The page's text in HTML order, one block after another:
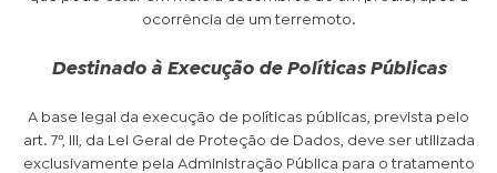
ocorrência de um terremoto.
Destinado à Execução de Políticas Públicas
A base legal da execução de políticas públicas, prevista pelo
art. 7º, III, da Lei Geral de Proteção de Dados, deve ser utilizada
exclusivamente pela Administração Pública para o tratamento